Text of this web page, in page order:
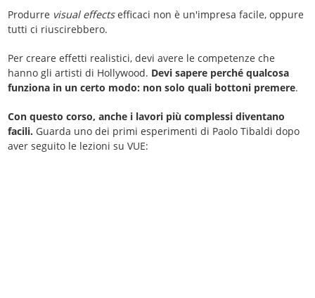
Produrre visual effectsefficaci non è un'impresa facile, oppure
tutti ci riuscirebbero.
Per creare effetti realistici, devi avere le competenze che
hanno gli artisti di Hollywood. Devi sapere perché qualcosa
funziona in un certo modo: non solo quali bottoni premere.
Con questo corso, anche i lavori più complessi diventano
facili. Guarda uno dei primi esperimenti di Paolo Tibaldi dopo
aver seguito le lezioni su VUE: